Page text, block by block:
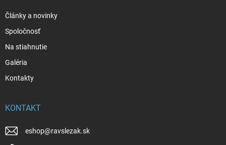
Články a novinky
Spoločnosť
Na stiahnutie
Galéria
Kontakty
KONTAKT
eshop@ravslezak.sk